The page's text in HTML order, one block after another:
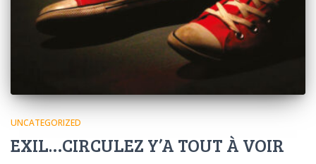
UNCATEGORIZED
EXIL…CIRCULEZ Y’A TOUT À VOIR